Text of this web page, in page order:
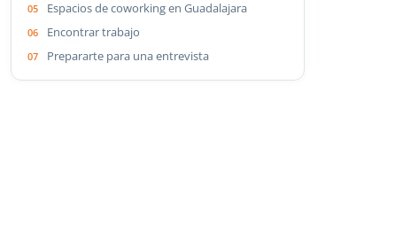
Espacios de coworking en Guadalajara
Encontrar trabajo
Prepararte para una entrevista